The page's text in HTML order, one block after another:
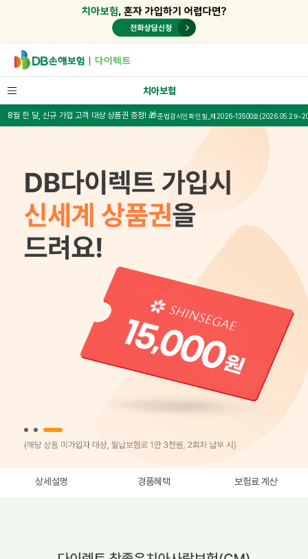
치아보험
한 달, 신규 가입 고객 대상 상품권 증정! 🎁준법감시인확인필_제2026-13500호
상세설명 경품혜택 보험료 계산